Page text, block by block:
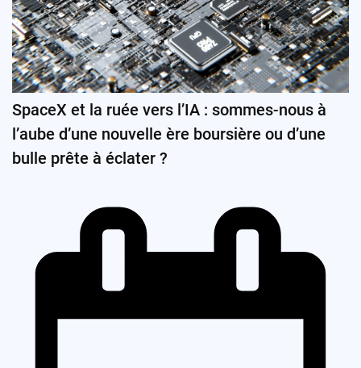
SpaceX et la ruée vers l’IA : sommes-nous à
l’aube d’une nouvelle ère boursière ou d’une
bulle prête à éclater ?